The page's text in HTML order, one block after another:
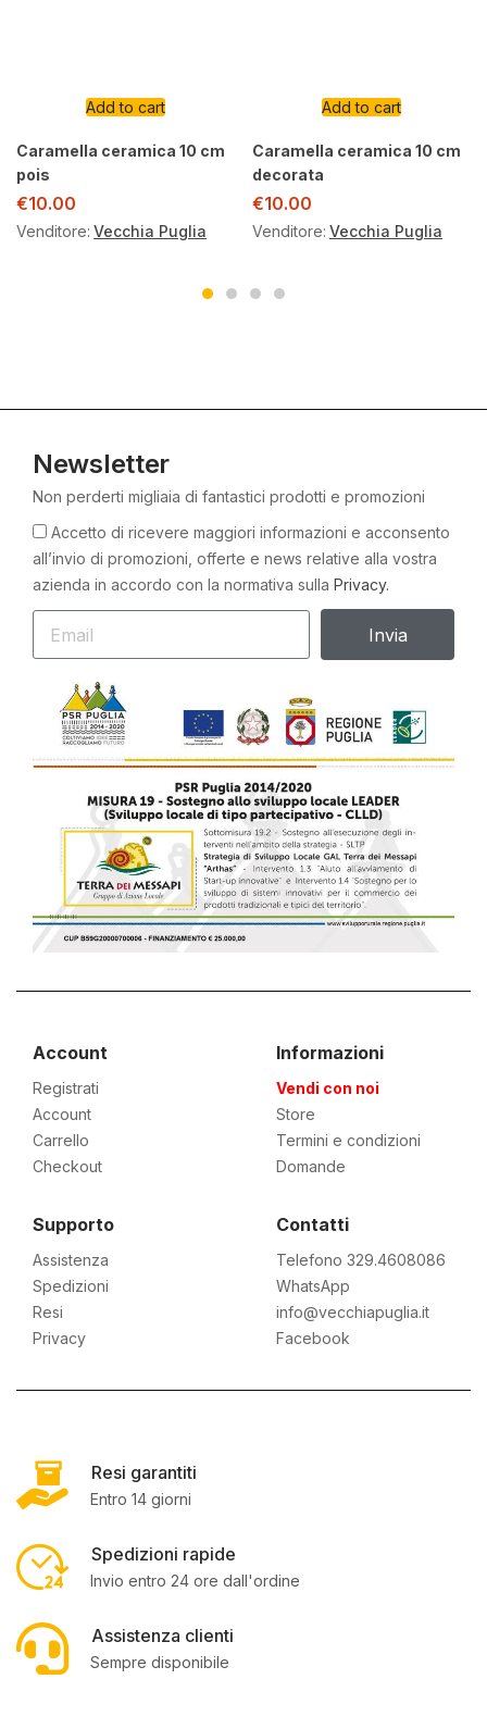
Add to cart
Caramella ceramica 10 cm
pois
€10.00
Venditore: Vecchia Puglia
Add to cart
Caramella ceramica 10 cm
decorata
€10.00
Venditore: Vecchia Puglia
Newsletter
Non perderti migliaia di fantastici prodotti e promozioni
Accetto di ricevere maggiori informazioni e acconsento
all’invio di promozioni, offerte e news relative alla vostra
azienda in accordo con la normativa sulla Privacy.
Invia
Account
Registrati
Account
Carrello
Checkout
Informazioni
Vendi con noi
Store
Termini e condizioni
Domande
Supporto
Assistenza
Spedizioni
Resi
Privacy
Contatti
Telefono 329.4608086
WhatsApp
info@vecchiapuglia.it
Facebook
Resi garantiti
Entro 14 giorni
Spedizioni rapide
Invio entro 24 ore dall'ordine
Assistenza clienti
Sempre disponibile